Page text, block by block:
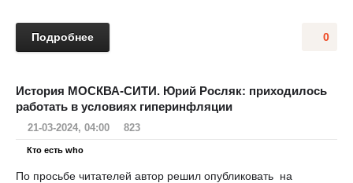
0
Подробнее
История МОСКВА-СИТИ. Юрий Росляк: приходилось
работать в условиях гиперинфляции
21-03-2024, 04:00 823
Кто есть who
По просьбе читателей автор решил опубликовать на